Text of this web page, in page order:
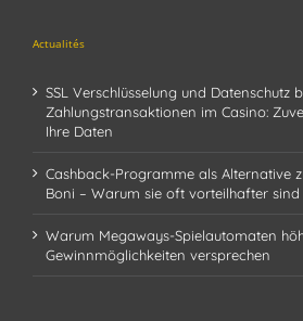
Actualités
SSL Verschlüsselung und Datenschutz
Zahlungstransaktionen im Casino:
Ihre Daten
Cashback-Programme als Alternative
Boni – Warum sie oft vorteilhafter sind
Warum Megaways-Spielautomaten
Gewinnmöglichkeiten versprechen